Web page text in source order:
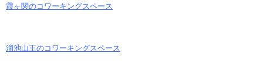
霞ヶ関のコワーキングスペース
溜池山王のコワーキングスペース